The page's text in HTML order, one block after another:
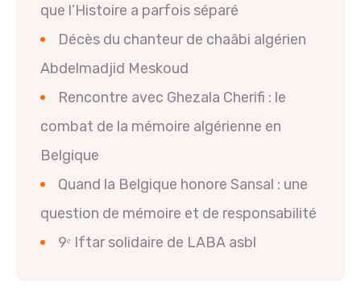
que l’Histoire a parfois séparé
Décès du chanteur de chaâbi algérien
Abdelmadjid Meskoud
Rencontre avec Ghezala Cherifi : le
combat de la mémoire algérienne en
Belgique
Quand la Belgique honore Sansal : une
question de mémoire et de responsabilité
9ᵉ Iftar solidaire de LABA asbl